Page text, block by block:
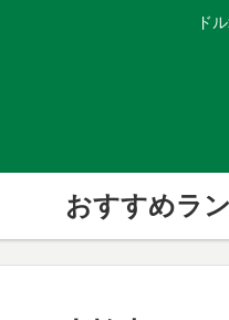
ド
おすすめラ